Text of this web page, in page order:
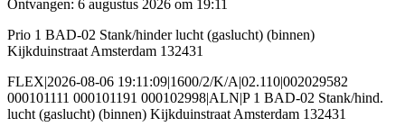
Ontvangen: 6 augustus 2026 om 19:11
Prio 1 BAD-02 Stank/hinder lucht (gaslucht) (binnen)
Kijkduinstraat Amsterdam 132431
FLEX|2026-08-06 19:11:09|1600/2/K/A|02.110|002029582
000101111 000101191 000102998|ALN|P 1 BAD-02 Stank/hind.
lucht (gaslucht) (binnen) Kijkduinstraat Amsterdam 132431